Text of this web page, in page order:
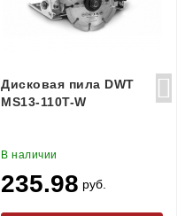
Дисковая пила DWT
MS13-110T-W
В наличии
235.98 руб.